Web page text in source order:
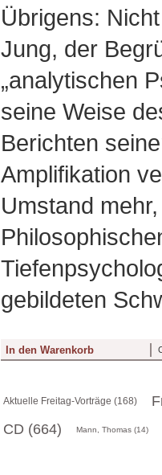
Übrigens:
Jung, der
„analytischen
seine Weise
Berichten
Amplifikation
Umstand
gebildeten
Aktuelle Freitag-Vorträge (168)
CD (664)
Mann, Thomas (14)